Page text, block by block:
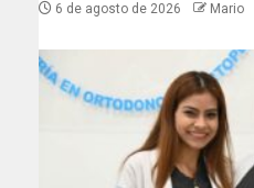
6 de agosto de 2026 Mario